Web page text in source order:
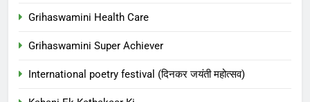
Grihaswamini Health Care
Grihaswamini Super Achiever
International poetry festival (दिनकर जयंती महोत्सव)